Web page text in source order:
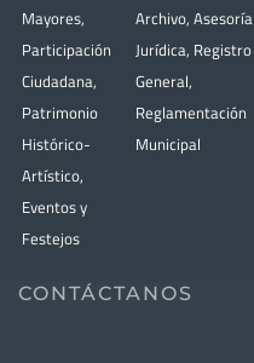
Mayores,
Participación
Ciudadana,
Patrimonio
Histórico-
Artístico,
Eventos y
Festejos
Archivo, Asesoría
Jurídica, Registro
General,
Reglamentación
Municipal
CONTÁCTANOS